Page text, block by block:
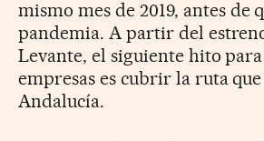
mismo mes de 2019, antes de
pandemia. A partir del
Levante, el siguiente hito
empresas es cubrir la ruta
Andalucía.